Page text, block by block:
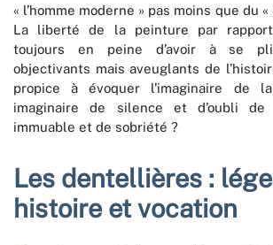
« l’homme moderne » pas moins que du
La liberté de la peinture par
toujours en peine d’avoir à se
objectivants mais aveuglants de
propice à évoquer l’imaginaire de
imaginaire de silence et d’oubli
immuable et de sobriété ?
Les dentellières :
histoire et vocation